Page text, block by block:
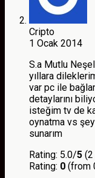
Cripto
1 Ocak 2014
S.a Mutlu
yıllara
var pc ile
detaylarını
isteğim tv de
oynatma vs
sunarım
Rating: 5.0/5
Rating: 0 (from